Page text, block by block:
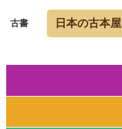
古書 日本の古本屋